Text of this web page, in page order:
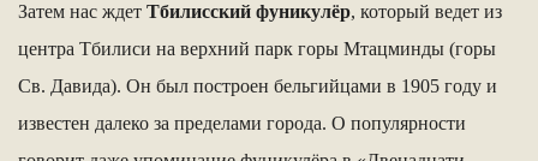
Затем нас ждет Тбилисский фуникулёр, который ведет из
центра Тбилиси на верхний парк горы Мтацминды (горы
Св. Давида). Он был построен бельгийцами в 1905 году и
известен далеко за пределами города. О популярности